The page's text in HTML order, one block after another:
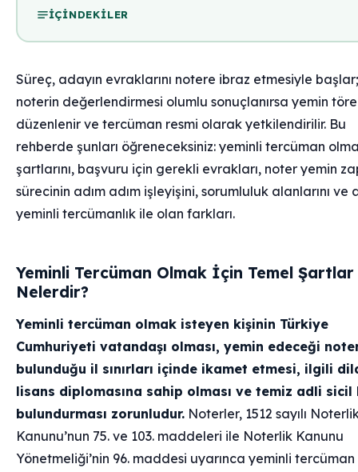
İÇINDEKILER
Süreç, adayın evraklarını notere ibraz etmesiyle başlar;
noterin değerlendirmesi olumlu sonuçlanırsa yemin
düzenlenir ve tercüman resmi olarak yetkilendirilir. Bu
rehberde şunları öğreneceksiniz: yeminli tercüman
şartlarını, başvuru için gerekli evrakları, noter yemin
sürecinin adım adım işleyişini, sorumluluk alanlarını ve
yeminli tercümanlık ile olan farkları.
Yeminli Tercüman Olmak İçin Temel Şartlar
Nelerdir?
Yeminli tercüman olmak isteyen kişinin Türkiye
Cumhuriyeti vatandaşı olması, yemin edeceği
bulunduğu il sınırları içinde ikamet etmesi, ilgili
lisans diplomasına sahip olması ve temiz adli sicil
bulundurması zorunludur. Noterler, 1512 sayılı
Kanunu’nun 75. ve 103. maddeleri ile Noterlik Kanunu
Yönetmeliği’nin 96. maddesi uyarınca yeminli tercüman